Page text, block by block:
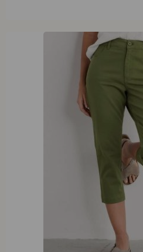
Seasalt Cornwall
€89,95